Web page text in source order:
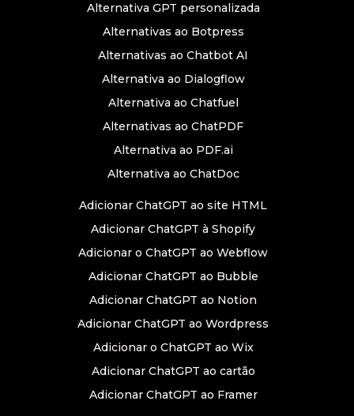
Alternativa GPT personalizada
Alternativas ao Botpress
Alternativas ao Chatbot AI
Alternativa ao Dialogflow
Alternativa ao Chatfuel
Alternativas ao ChatPDF
Alternativa ao PDF.ai
Alternativa ao ChatDoc
Adicionar ChatGPT ao site HTML
Adicionar ChatGPT à Shopify
Adicionar o ChatGPT ao Webflow
Adicionar ChatGPT ao Bubble
Adicionar ChatGPT ao Notion
Adicionar ChatGPT ao Wordpress
Adicionar o ChatGPT ao Wix
Adicionar ChatGPT ao cartão
Adicionar ChatGPT ao Framer